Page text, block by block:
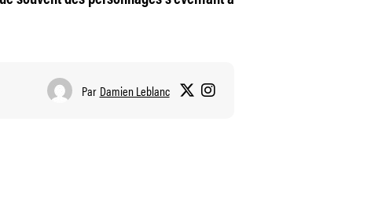
Par Damien Leblanc